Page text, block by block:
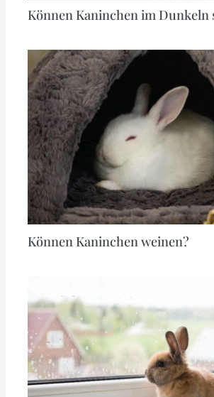
Können Kaninchen im Dunkeln
Können Kaninchen weinen?